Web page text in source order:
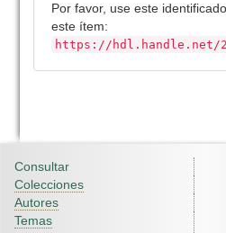
Por favor, use este
este ítem:
https://hdl.handle.net/
Consultar
Colecciones
Autores
Temas